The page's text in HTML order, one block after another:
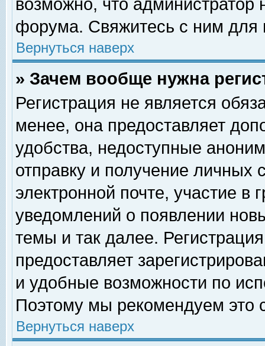
возможно, что
форума. Свяжитесь с ним для
Вернуться наверх
» Зачем вообще нужна
Регистрация не является
менее, она предоставляет
удобства, недоступные
отправку и получение личных
электронной почте, участие в
уведомлений о появлении
темы и так далее.
предоставляет
и удобные возможности по
Поэтому мы рекомендуем это
Вернуться наверх